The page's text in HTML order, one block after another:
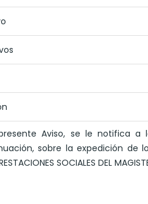
Aviso, se le notifica
sobre la expedición de
SOCIALES DEL